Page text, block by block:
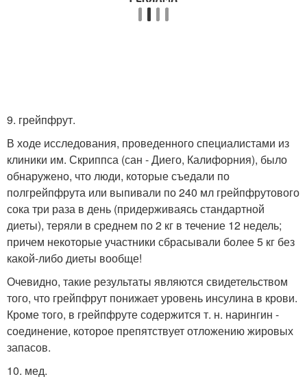
9. грейпфрут.
В ходе исследования, проведенного специалистами из
клиники им. Скриппса (сан - Диего, Калифорния), было
обнаружено, что люди, которые съедали по
полгрейпфрута или выпивали по 240 мл грейпфрутового
сока три раза в день (придерживаясь стандартной
диеты), теряли в среднем по 2 кг в течение 12 недель;
причем некоторые участники сбрасывали более 5 кг без
какой-либо диеты вообще!
Очевидно, такие результаты являются свидетельством
того, что грейпфрут понижает уровень инсулина в крови.
Кроме того, в грейпфруте содержится т. н. нарингин -
соединение, которое препятствует отложению жировых
запасов.
10. мед.